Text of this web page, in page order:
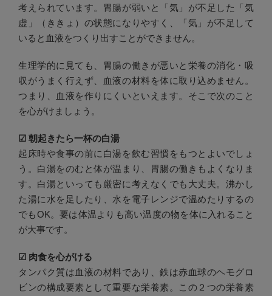
考えられています。胃腸が弱いと「気」が不足した「気
虚」（ききょ）の状態になりやすく、「気」が不足して
いると血液をつくり出すことができません。
生理学的に見ても、胃腸の働きが悪いと栄養の消化・吸
収がうまく行えず、血液の材料を体に取り込めません。
つまり、血液を作りにくいといえます。そこで次のこと
を心がけましょう。
☑︎ 朝起きたら一杯の白湯
起床時や食事の前に白湯を飲む習慣をもつとよいでしょ
う。白湯をのむと体が温まり、胃腸の働きもよくなりま
す。白湯といっても厳密に考えなくでも大丈夫。沸かし
た湯に水を足したり、水を電子レンジで温めたりするの
でもOK。要は体温よりも高い温度の物を体に入れること
が大事です。
☑︎ 肉食を心がける
タンパク質は血液の材料であり、鉄は赤血球のヘモグロ
ビンの構成要素として重要な栄養素。この２つの栄養素